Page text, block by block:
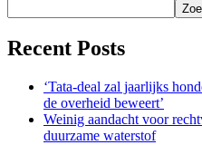
Recent Posts
‘Tata-deal zal jaarlijks
de overheid beweert’
Weinig aandacht voor
duurzame waterstof